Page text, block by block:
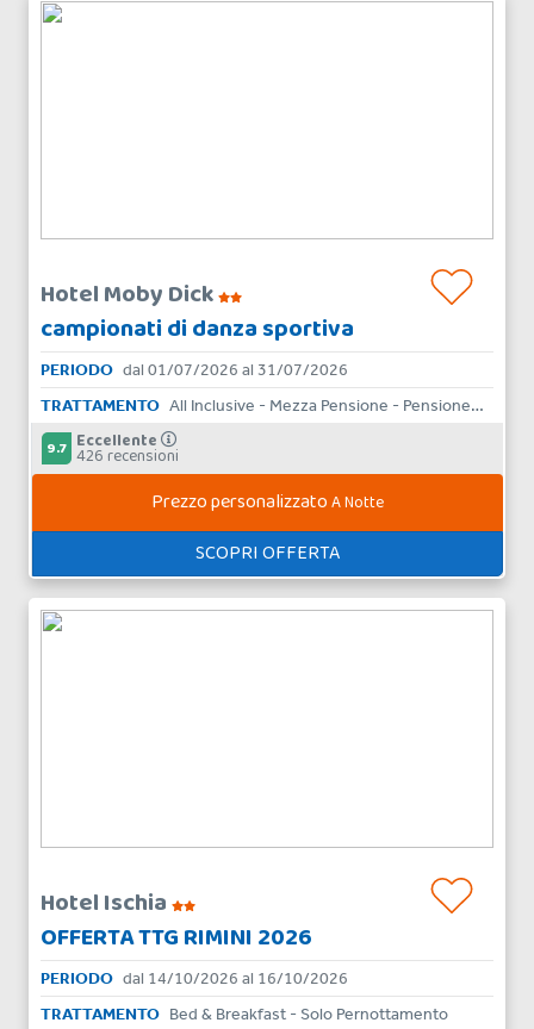
Hotel Moby Dick
campionati di danza sportiva
PERIODO dal 01/07/2026 al 31/07/2026
TRATTAMENTO
All Inclusive - Mezza Pensione - Pensione Completa - Bed & Breakfast - Solo Pernottamento
9.7 Eccellente
426 recensioni
Prezzo personalizzatoA Notte
SCOPRI OFFERTA
Hotel Ischia
OFFERTA TTG RIMINI 2026
PERIODO dal 14/10/2026 al 16/10/2026
TRATTAMENTO Bed & Breakfast - Solo Pernottamento